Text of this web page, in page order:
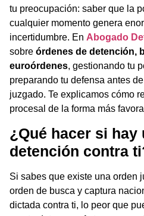
tu preocupación: saber que la
cualquier momento genera
incertidumbre. En Abogado
sobre órdenes de detención,
euroórdenes, gestionando tu
preparando tu defensa antes
juzgado. Te explicamos cómo
procesal de la forma más
¿Qué hacer si hay
detención contra
Si sabes que existe una orden
orden de busca y captura
dictada contra ti, lo peor que